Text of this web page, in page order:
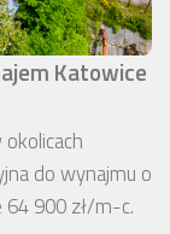
Katowice
do wynajmu o
900 zł/m-c.